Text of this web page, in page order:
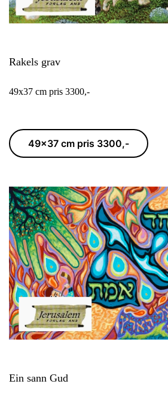
Rakels grav
49x37 cm pris 3300,-
49x37 cm pris 3300,-
Ein sann Gud